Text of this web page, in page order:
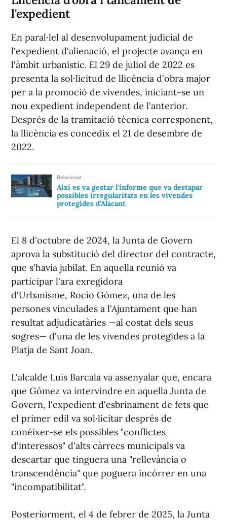
l'expedient
En paral·lel al desenvolupament judicial de
l'expedient d'alienació, el projecte avança en
l'àmbit urbanístic. El 29 de juliol de 2022 es
presenta la sol·licitud de llicència d'obra major
per a la promoció de vivendes, iniciant-se un
nou expedient independent de l'anterior.
Després de la tramitació tècnica corresponent,
la llicència es concedix el 21 de desembre de
2022.
Relacionat
Així es va gestar l'informe que va destapar
possibles irregularitats en les vivendes
protegides d'Alacant
El 8 d'octubre de 2024, la Junta de Govern
aprova la substitució del director del contracte,
que s'havia jubilat. En aquella reunió va
participar l'ara exregidora
d'Urbanisme, Rocío Gómez, una de les
persones vinculades a l'Ajuntament que han
resultat adjudicatàries —al costat dels seus
sogres— d'una de les vivendes protegides a la
Platja de Sant Joan.
L'alcalde Luis Barcala va assenyalar que, encara
que Gómez va intervindre en aquella Junta de
Govern, l'expedient d'esbrinament de fets que
el primer edil va sol·licitar després de
conéixer-se els possibles "conflictes
d'interessos" d'alts càrrecs municipals va
descartar que tinguera una "rellevància o
transcendència" que poguera incórrer en una
"incompatibilitat".
Posteriorment, el 4 de febrer de 2025, la Junta